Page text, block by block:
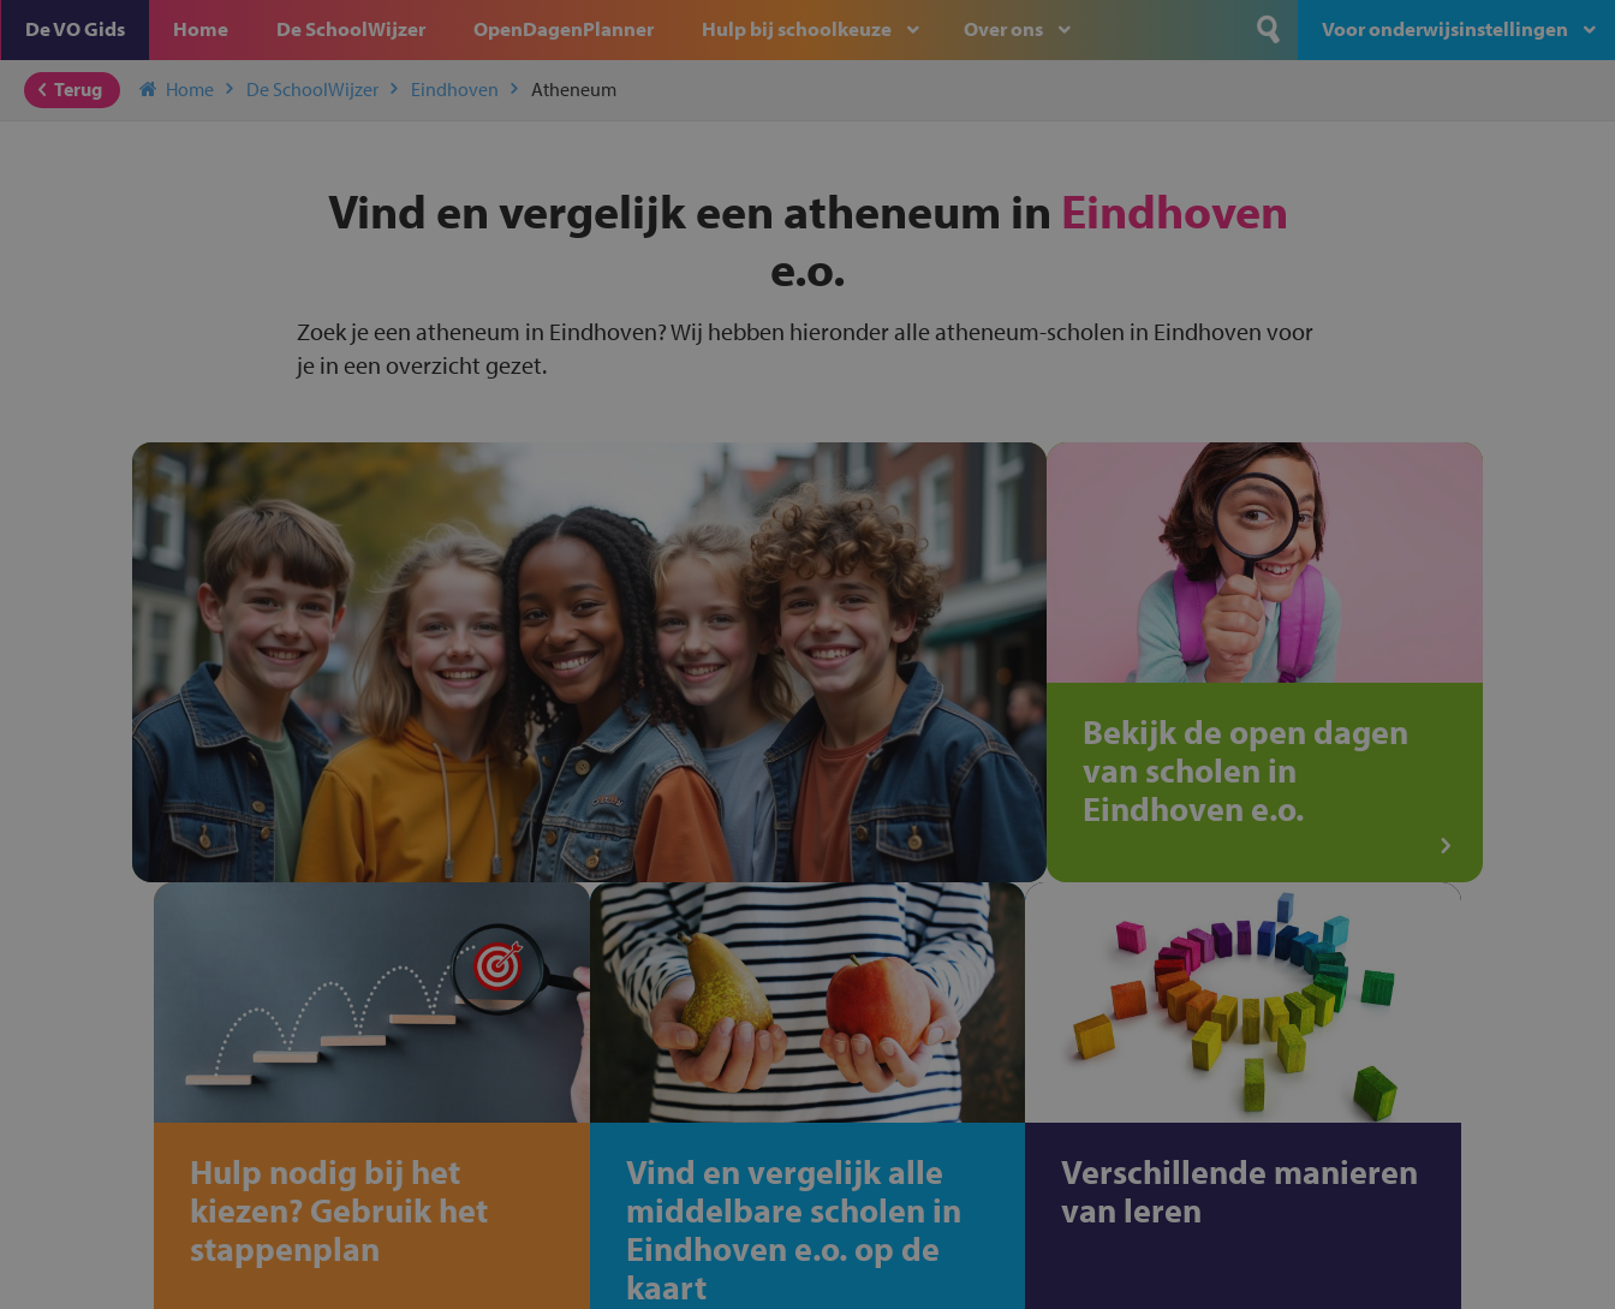
De VO Gids Home De SchoolWijzer OpenDagenPlanner Hulp bij schoolkeuze Over ons Voor onderwijsinstellingen
Terug Home De SchoolWijzer Eindhoven Atheneum
Vind en vergelijk een atheneum in Eindhoven
e.o.
Zoek je een atheneum in Eindhoven? Wij hebben hieronder alle atheneum-scholen in Eindhoven voor
je in een overzicht gezet.
Bekijk de open dagen
van scholen in
Eindhoven e.o.
Hulp nodig bij het
kiezen? Gebruik het
stappenplan
Vind en vergelijk alle
middelbare scholen in
Eindhoven e.o. op de
kaart
Verschillende manieren
van leren